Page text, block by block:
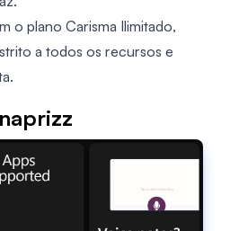
o plano Carisma Ilimitado,
a todos os recursos e